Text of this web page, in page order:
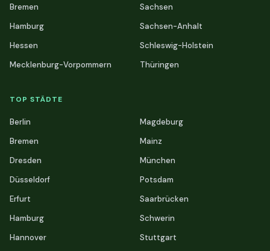
Bremen
Hamburg
Hessen
Mecklenburg-Vorpommern
Sachsen
Sachsen-Anhalt
Schleswig-Holstein
Thüringen
TOP STÄDTE
Berlin
Bremen
Dresden
Düsseldorf
Erfurt
Hamburg
Hannover
Magdeburg
Mainz
München
Potsdam
Saarbrücken
Schwerin
Stuttgart